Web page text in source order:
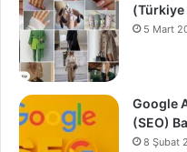
(Türkiye
5 Mart
Google
(SEO)
8 Şubat